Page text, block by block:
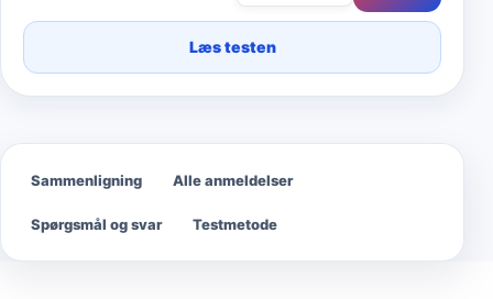
Læs testen
Sammenligning Alle anmeldelser
Spørgsmål og svar Testmetode